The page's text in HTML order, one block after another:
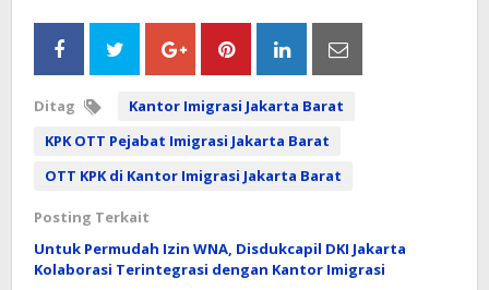
Ditag
Kantor Imigrasi Jakarta Barat
KPK OTT Pejabat Imigrasi Jakarta Barat
OTT KPK di Kantor Imigrasi Jakarta Barat
Posting Terkait
Untuk Permudah Izin WNA, Disdukcapil DKI Jakarta
Kolaborasi Terintegrasi dengan Kantor Imigrasi